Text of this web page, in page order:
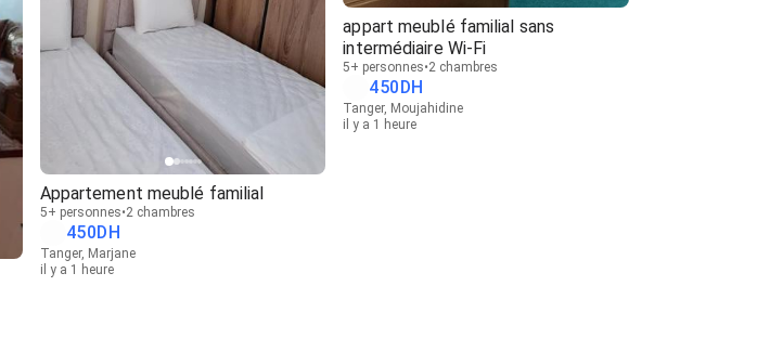
Appartement meublé familial
5+ personnes 2 chambres
450DH
Tanger, Marjane
il y a 1 heure
appart meublé familial sans
intermédiaire Wi-Fi
5+ personnes 2 chambres
450 DH
Tanger, Moujahidine
il y a 1 heure